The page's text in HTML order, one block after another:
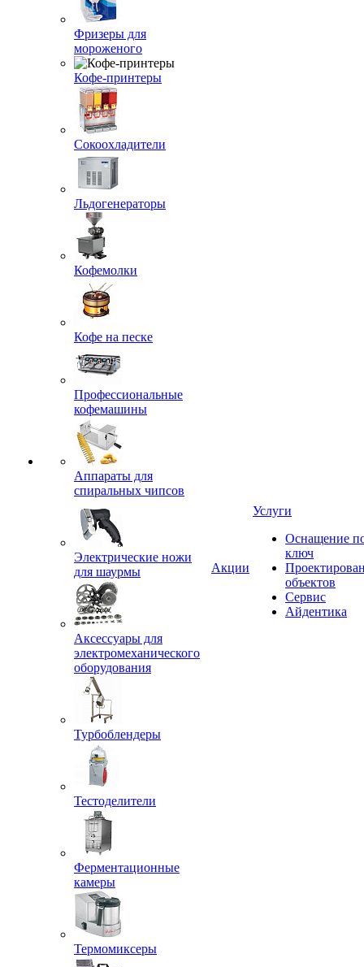
Фризеры для
мороженого
Кофе-принтеры
Сокоохладители
Льдогенераторы
Кофемолки
Кофе на песке
Профессиональные
кофемашины
Аппараты для
спиральных чипсов
Электрические ножи
для шаурмы
Аксессуары для
электромеханического
оборудования
Турбоблендеры
Тестоделители
Ферментационные
камеры
Термомиксеры
Акции
Услуги
Оснащение
ключ
объектов
Сервис
Айдентика